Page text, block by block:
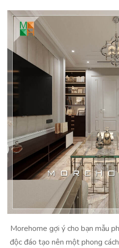
Morehome gợi ý cho bạn mẫu
độc đáo tạo nên một phong